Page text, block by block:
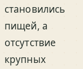
становились
пищей, а
отсутствие
крупных